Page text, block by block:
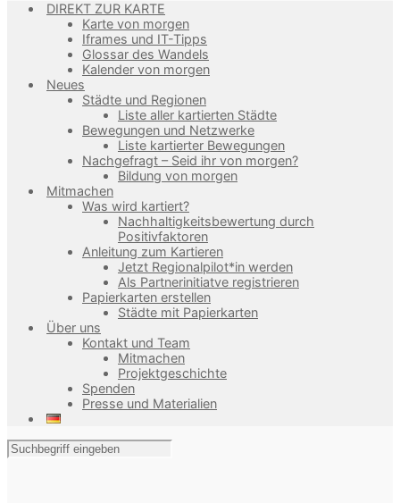
DIREKT ZUR KARTE
Karte von morgen
Iframes und IT-Tipps
Glossar des Wandels
Kalender von morgen
Neues
Städte und Regionen
Liste aller kartierten Städte
Bewegungen und Netzwerke
Liste kartierter Bewegungen
Nachgefragt – Seid ihr von morgen?
Bildung von morgen
Mitmachen
Was wird kartiert?
Nachhaltigkeitsbewertung durch
Positivfaktoren
Anleitung zum Kartieren
Jetzt Regionalpilot*in werden
Als Partnerinitiatve registrieren
Papierkarten erstellen
Städte mit Papierkarten
Über uns
Kontakt und Team
Mitmachen
Projektgeschichte
Spenden
Presse und Materialien